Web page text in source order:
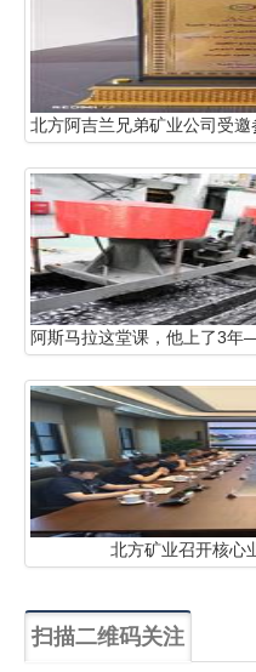
北方矿业召开核心
扫描二维码关注